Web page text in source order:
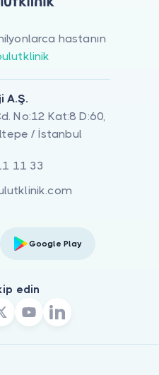
hastanın
A.Ş.
No:12 Kat:8 D:60,
/ İstanbul
11 33
Google Play
edin